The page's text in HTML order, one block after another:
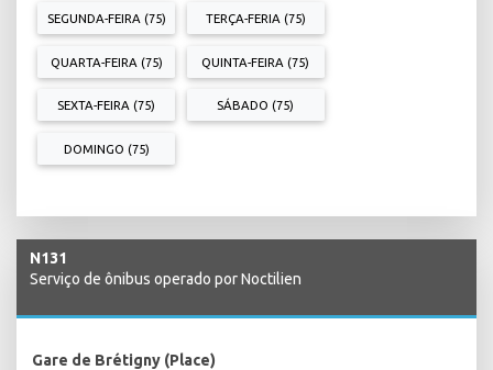
SEGUNDA-FEIRA (75) TERÇA-FERIA (75)
QUARTA-FEIRA (75) QUINTA-FEIRA (75)
SEXTA-FEIRA (75) SÁBADO (75)
DOMINGO (75)
N131
Serviço de ônibus operado por Noctilien
Gare de Brétigny (Place)